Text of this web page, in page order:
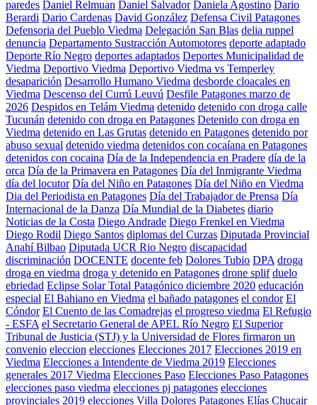
paredes Daniel Relmuan Daniel Salvador Daniela Agostino Dario
Berardi Dario Cardenas David González Defensa Civil Patagones
Defensoria del Pueblo Viedma Delegación San Blas delia ruppel
denuncia Departamento Sustracción Automotores deporte adaptado
Deporte Río Negro deportes adaptados Deportes Municipalidad de
Viedma Deportivo Viedma Deportivo Viedma vs Temperley
desaparición Desarrollo Humano Viedma desborde cloacales en
Viedma Descenso del Currú Leuvú Desfile Patagones marzo de
2026 Despidos en Telám Viedma detenido detenido con droga calle
Tucunán detenido con droga en Patagones Detenido con droga en
Viedma detenido en Las Grutas detenido en Patagones detenido por
abuso sexual detenido viedma detenidos con cocaíana en Patagones
detenidos con cocaina Día de la Independencia en Pradere día de la
orca Día de la Primavera en Patagones Día del Inmigrante Viedma
día del locutor Día del Niño en Patagones Día del Niño en Viedma
Dia del Periodista en Patagones Día del Trabajador de Prensa Día
Internacional de la Danza Día Mundial de la Diabetes diario
Noticias de la Costa Diego Andrade Diego Frenkel en Viedma
Diego Rodil Diego Santos diplomas del Curzas Diputada Provincial
Anahí Bilbao Diputada UCR Rio Negro discapacidad
discriminación DOCENTE docente feb Dolores Tubio DPA droga
droga en viedma droga y detenido en Patagones drone splif duelo
ebriedad Eclipse Solar Total Patagónico diciembre 2020 educación
especial El Bahiano en Viedma el bañado patagones el condor El
Cóndor El Cuento de las Comadrejas el progreso viedma El Refugio
- ESFA el Secretario General de APEL Río Negro El Superior
Tribunal de Justicia (STJ) y la Universidad de Flores firmaron un
convenio eleccion elecciones Elecciones 2017 Elecciones 2019 en
Viedma Elecciones a Intendente de Viedma 2019 Elecciones
generales 2017 Viedma Elecciones Paso Elecciones Paso Patagones
elecciones paso viedma elecciones pj patagones elecciones
provinciales 2019 elecciones Villa Dolores Patagones Elías Chucair